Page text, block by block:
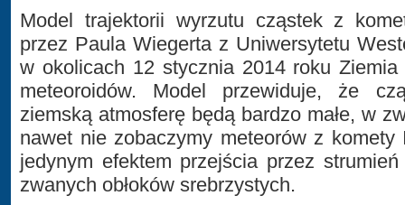
Model trajektorii wyrzutu cząstek z
przez Paula Wiegerta z Uniwersytetu
w okolicach 12 stycznia 2014 roku
meteoroidów. Model przewiduje, że
ziemską atmosferę będą bardzo małe, w
nawet nie zobaczymy meteorów z komety
jedynym efektem przejścia przez
zwanych obłoków srebrzystych.